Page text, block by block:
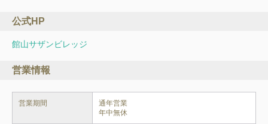
公式HP
館山サザンビレッジ
営業情報
営業期間
通年営業
年中無休